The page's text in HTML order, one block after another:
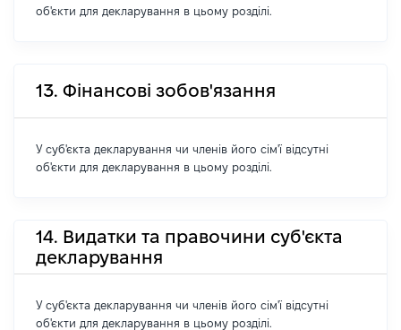
об'єкти для декларування в цьому розділі.
13. Фінансові зобов'язання
У суб'єкта декларування чи членів його сім'ї відсутні
об'єкти для декларування в цьому розділі.
14. Видатки та правочини суб'єкта
декларування
У суб'єкта декларування чи членів його сім'ї відсутні
об'єкти для декларування в цьому розділі.